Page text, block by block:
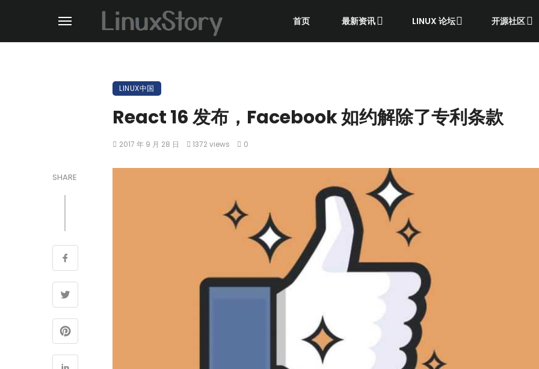
首页 最新资讯 LINUX 论坛 开源社区
LINUX中国
React 16 发布，Facebook 如约解除了专利条款
2017 年 9 月 28 日 1372 views 0
SHARE